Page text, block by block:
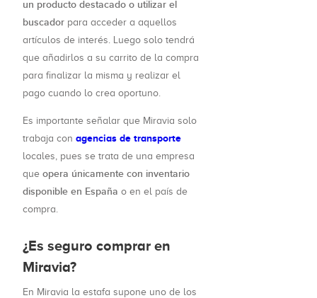
un producto destacado o utilizar el
buscador para acceder a aquellos
artículos de interés. Luego solo tendrá
que añadirlos a su carrito de la compra
para finalizar la misma y realizar el
pago cuando lo crea oportuno.
Es importante señalar que Miravia solo
trabaja con agencias de transporte
locales, pues se trata de una empresa
que opera únicamente con inventario
disponible en España o en el país de
compra.
¿Es seguro comprar en
Miravia?
En Miravia la estafa supone uno de los